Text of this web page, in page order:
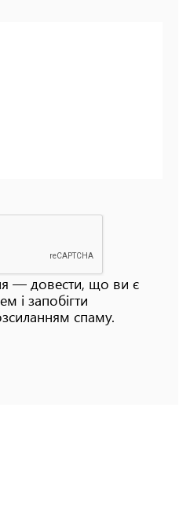
— довести, що ви є
і запобігти
спаму.